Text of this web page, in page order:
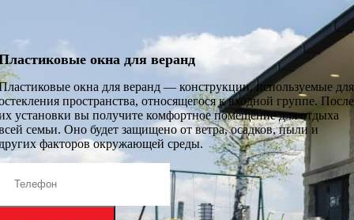
окна для веранд
окна для веранд — конструкции, используемые для
пространства, относящегося к входной группе. После
установки вы получите комфортное помещение для отдыха
семьи. Оно будет защищено от ветра, осадков, пыли и
факторов окружающей среды.